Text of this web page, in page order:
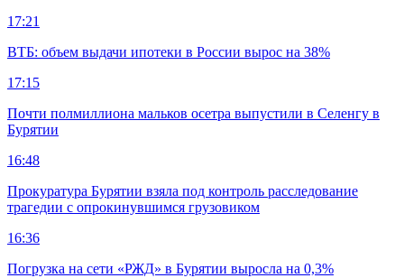
17:21
ВТБ: объем выдачи ипотеки в России вырос на 38%
17:15
Почти полмиллиона мальков осетра выпустили в Селенгу в
Бурятии
16:48
Прокуратура Бурятии взяла под контроль расследование
трагедии с опрокинувшимся грузовиком
16:36
Погрузка на сети «РЖД» в Бурятии выросла на 0,3%